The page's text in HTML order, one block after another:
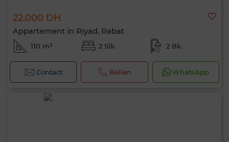
22.000 DH
Appartement in Riyad, Rabat
110 m² 2 Slk. 2 Bk.
Contact Bellen WhatsApp